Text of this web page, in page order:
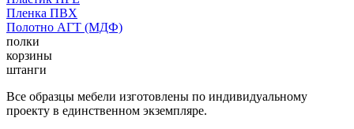
Пленка ПВХ
Полотно АГТ (МДФ)
полки
корзины
штанги
Все образцы мебели изготовлены по индивидуальному
проекту в единственном экземпляре.